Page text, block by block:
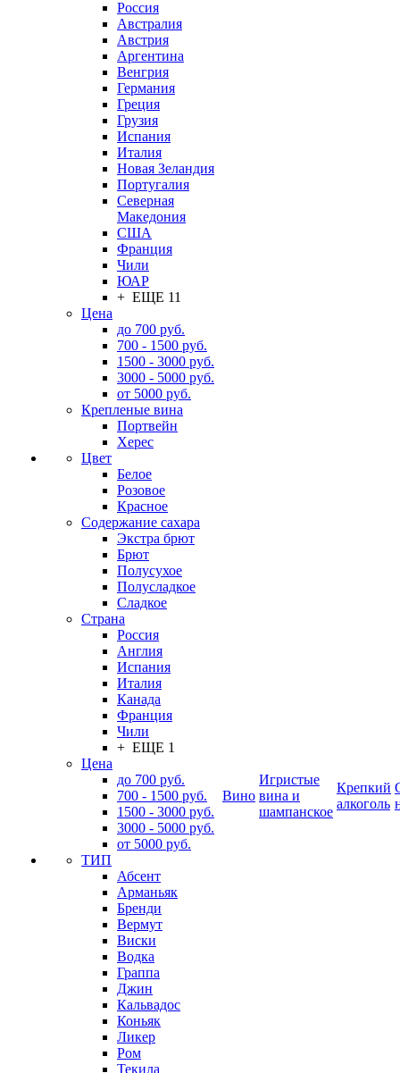
Россия
Австралия
Австрия
Аргентина
Венгрия
Германия
Греция
Грузия
Испания
Италия
Новая Зеландия
Португалия
Северная
Македония
США
Франция
Чили
ЮАР
+ ЕЩЕ 11
Цена
до 700 руб.
700 - 1500 руб.
1500 - 3000 руб.
3000 - 5000 руб.
от 5000 руб.
Крепленые вина
Портвейн
Херес
Цвет
Белое
Розовое
Красное
Содержание сахара
Экстра брют
Брют
Полусухое
Полусладкое
Сладкое
Страна
Россия
Англия
Испания
Италия
Канада
Франция
Чили
+ ЕЩЕ 1
Цена
до 700 руб.
700 - 1500 руб.
1500 - 3000 руб.
3000 - 5000 руб.
от 5000 руб.
ТИП
Абсент
Арманьяк
Бренди
Вермут
Виски
Водка
Граппа
Джин
Кальвадос
Коньяк
Ликер
Ром
Текила
Вино
Игристые
вина и
шампанское
Крепкий
алкоголь